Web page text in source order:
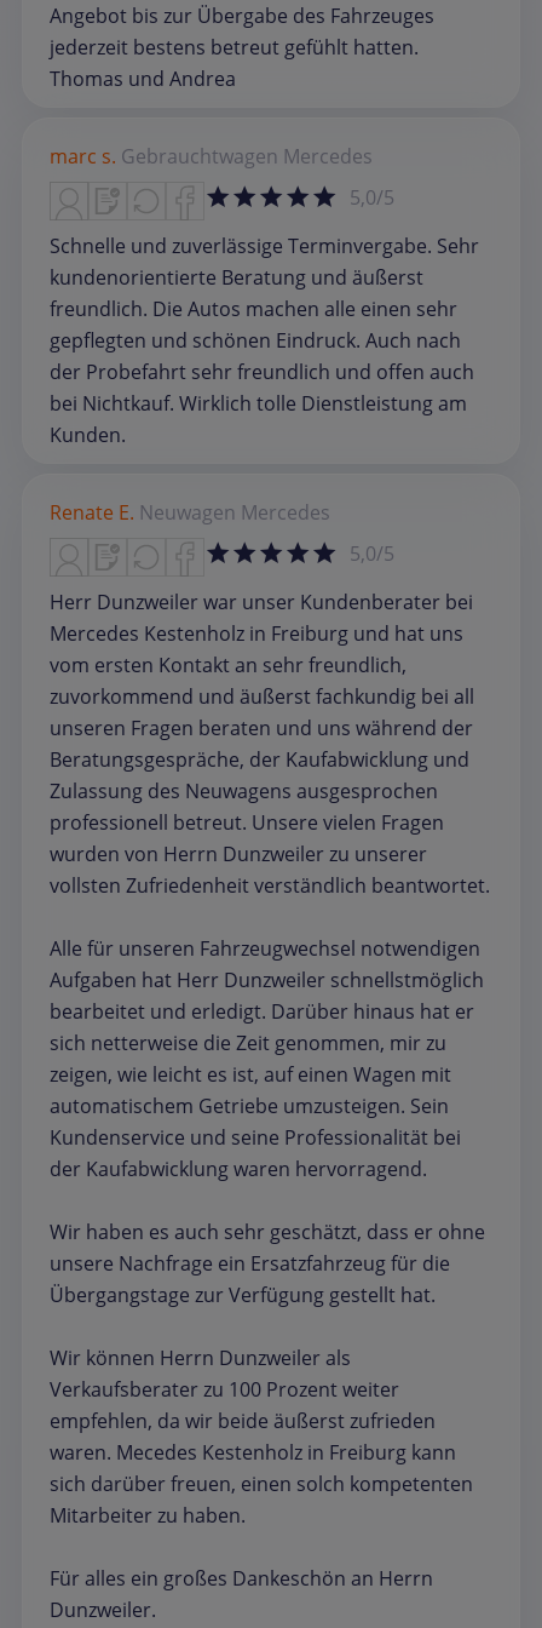
Angebot bis zur Übergabe des Fahrzeuges
jederzeit bestens betreut gefühlt hatten.
Thomas und Andrea
marc s. Gebrauchtwagen Mercedes
5,0/5
Schnelle und zuverlässige Terminvergabe. Sehr
kundenorientierte Beratung und äußerst
freundlich. Die Autos machen alle einen sehr
gepflegten und schönen Eindruck. Auch nach
der Probefahrt sehr freundlich und offen auch
bei Nichtkauf. Wirklich tolle Dienstleistung am
Kunden.
Renate E. Neuwagen Mercedes
5,0/5
Herr Dunzweiler war unser Kundenberater bei
Mercedes Kestenholz in Freiburg und hat uns
vom ersten Kontakt an sehr freundlich,
zuvorkommend und äußerst fachkundig bei all
unseren Fragen beraten und uns während der
Beratungsgespräche, der Kaufabwicklung und
Zulassung des Neuwagens ausgesprochen
professionell betreut. Unsere vielen Fragen
wurden von Herrn Dunzweiler zu unserer
vollsten Zufriedenheit verständlich beantwortet.
Alle für unseren Fahrzeugwechsel notwendigen
Aufgaben hat Herr Dunzweiler schnellstmöglich
bearbeitet und erledigt. Darüber hinaus hat er
sich netterweise die Zeit genommen, mir zu
zeigen, wie leicht es ist, auf einen Wagen mit
automatischem Getriebe umzusteigen. Sein
Kundenservice und seine Professionalität bei
der Kaufabwicklung waren hervorragend.
Wir haben es auch sehr geschätzt, dass er ohne
unsere Nachfrage ein Ersatzfahrzeug für die
Übergangstage zur Verfügung gestellt hat.
Wir können Herrn Dunzweiler als
Verkaufsberater zu 100 Prozent weiter
empfehlen, da wir beide äußerst zufrieden
waren. Mecedes Kestenholz in Freiburg kann
sich darüber freuen, einen solch kompetenten
Mitarbeiter zu haben.
Für alles ein großes Dankeschön an Herrn
Dunzweiler.